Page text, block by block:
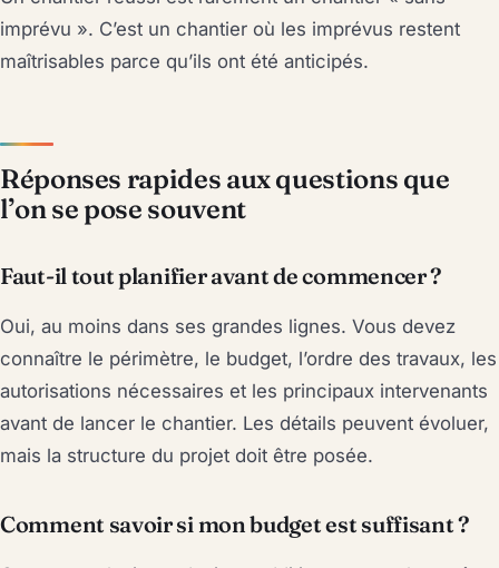
imprévu ». C’est un chantier où les imprévus restent
maîtrisables parce qu’ils ont été anticipés.
Réponses rapides aux questions que
l’on se pose souvent
Faut-il tout planifier avant de commencer ?
Oui, au moins dans ses grandes lignes. Vous devez
connaître le périmètre, le budget, l’ordre des travaux, les
autorisations nécessaires et les principaux intervenants
avant de lancer le chantier. Les détails peuvent évoluer,
mais la structure du projet doit être posée.
Comment savoir si mon budget est suffisant ?